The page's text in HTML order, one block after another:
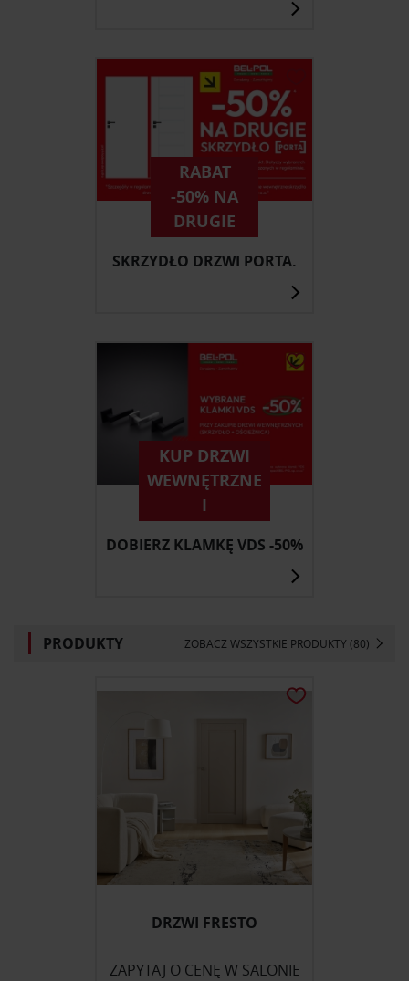
RABAT
-50% NA
DRUGIE
SKRZYDŁO DRZWI PORTA.
KUP DRZWI
WEWNĘTRZNE
I
DOBIERZ KLAMKĘ VDS -50%
PRODUKTY ZOBACZ WSZYSTKIE PRODUKTY (80)
DRZWI FRESTO
ZAPYTAJ O CENĘ W SALONIE